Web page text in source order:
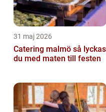
31 maj 2026
Catering malmö så lyckas
du med maten till festen